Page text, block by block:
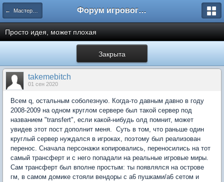
← Мастерская Форум игрового проекта Riverrise
Просто идея, может плохая
Закрыта
takemebitch
01 сен 2020
Всем q, остальным соболезную. Когда-то давным давно в году
2008-2009 на одном круглом сервере был такой сервер под
названием "transfert", если какой-нибудь олд помнит, может
увидев этот пост дополнит меня. Суть в том, что раньше один
круглый сервер нуждался в игроках, поэтому был реализован
перенос. Сначала персонажи копировались, переносились на тот
самый трансферт и с него попадали на реальные игровые миры.
Сам трансферт был вполне простым: ты появлялся на острове
гм, в самом домике стояли вендоры с а6 пушками/а6 сетом и